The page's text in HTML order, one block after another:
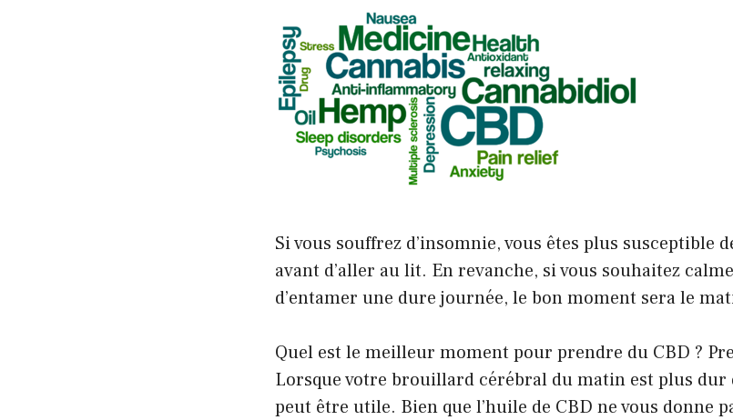
Si vous souffrez d’insomnie, vous êtes plus susceptible
avant d’aller au lit. En revanche, si vous souhaitez
d’entamer une dure journée, le bon moment sera le
Quel est le meilleur moment pour prendre du CBD ?
Lorsque votre brouillard cérébral du matin est plus dur
peut être utile. Bien que l’huile de CBD ne vous donne